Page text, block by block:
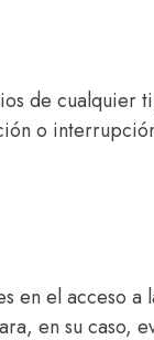
de
o
el acceso
en su caso,